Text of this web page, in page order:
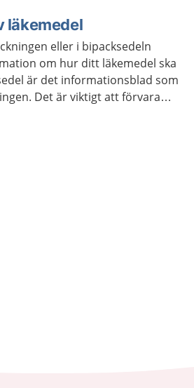
läkemedel
eller i bipacksedeln
om hur ditt läkemedel ska
är det informationsblad som
Det är viktigt att förvara